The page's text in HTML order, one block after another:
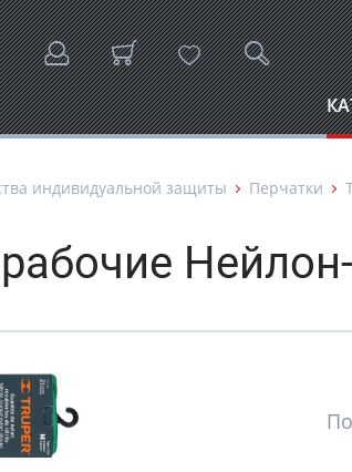
индивидуальной защиты Перчатки